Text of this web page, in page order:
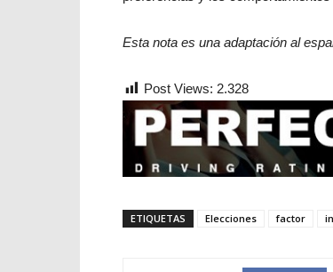
Esta nota es una adaptación al
Post Views: 2.328
ETIQUETAS Elecciones factor